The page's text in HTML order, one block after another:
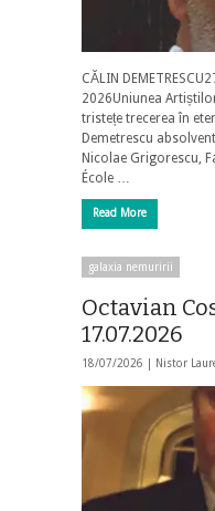
CĂLIN
2026Uniunea
tristețe trecerea în
Demetrescu
Nicolae Grigorescu,
École …
Read More
galaxia nemuririi
Octavian
17.07.2026
18/07/2026 | Nistor